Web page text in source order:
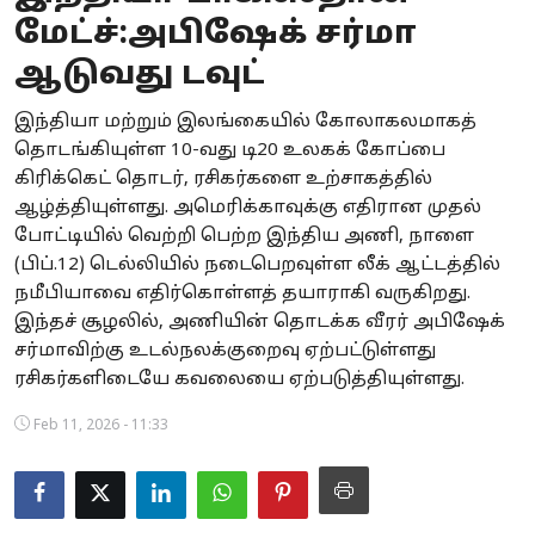
Business
Crime
Tamilnadu
National
World
Astrology
Spirituality
மேட்ச்:அபிஷேக் சர்மா
ஆடுவது டவுட்
இந்தியா மற்றும் இலங்கையில் கோலாகலமாகத்
தொடங்கியுள்ள 10-வது டி20 உலகக் கோப்பை
கிரிக்கெட் தொடர், ரசிகர்களை உற்சாகத்தில்
ஆழ்த்தியுள்ளது. அமெரிக்காவுக்கு எதிரான முதல்
போட்டியில் வெற்றி பெற்ற இந்திய அணி, நாளை
(பிப்.12) டெல்லியில் நடைபெறவுள்ள லீக் ஆட்டத்தில்
நமீபியாவை எதிர்கொள்ளத் தயாராகி வருகிறது.
இந்தச் சூழலில், அணியின் தொடக்க வீரர் அபிஷேக்
சர்மாவிற்கு உடல்நலக்குறைவு ஏற்பட்டுள்ளது
ரசிகர்களிடையே கவலையை ஏற்படுத்தியுள்ளது.
Feb 11, 2026 - 11:33